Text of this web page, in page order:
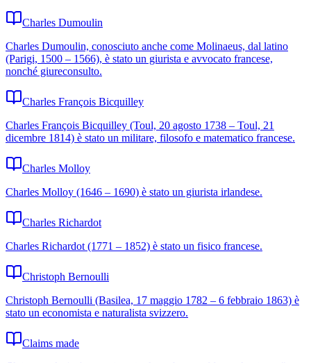
Charles Dumoulin
Charles Dumoulin, conosciuto anche come Molinaeus, dal latino
(Parigi, 1500 – 1566), è stato un giurista e avvocato francese,
nonché giureconsulto.
Charles François Bicquilley
Charles François Bicquilley (Toul, 20 agosto 1738 – Toul, 21
dicembre 1814) è stato un militare, filosofo e matematico francese.
Charles Molloy
Charles Molloy (1646 – 1690) è stato un giurista irlandese.
Charles Richardot
Charles Richardot (1771 – 1852) è stato un fisico francese.
Christoph Bernoulli
Christoph Bernoulli (Basilea, 17 maggio 1782 – 6 febbraio 1863) è
stato un economista e naturalista svizzero.
Claims made